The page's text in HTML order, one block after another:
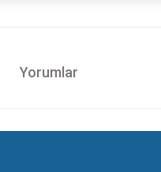
Yorumlar